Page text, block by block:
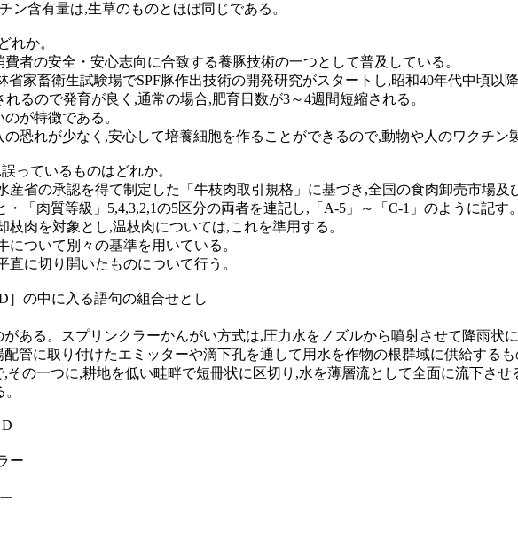
ン含有量は,生草のものとほぼ同じである。
れか。
者の安全・安心志向に合致する養豚技術の一つとして普及している。
家畜衛生試験場でSPF豚作出技術の開発研究がスタートし,昭和40年代中頃以
るので発育が良く,通常の場合,肥育日数が3～4週間短縮される。
が特徴である。
恐れが少なく,安心して培養細胞を作ることができるので,動物や人のワクチン
っているものはどれか。
省の承認を得て制定した「牛枝肉取引規格」に基づき,全国の食肉卸売市場及
「肉質等級」5,4,3,2,1の5区分の両者を連記し,「A-5」～「C-1」のように記す。
肉を対象とし,温枝肉については,これを準用する。
ついて別々の基準を用いている。
に切り開いたものについて行う。
］の中に入る語句の組合せとし
ある。スプリンクラーかんがい方式は,圧力水をノズルから噴射させて降雨状
管に取り付けたエミッターや滴下孔を通して用水を作物の根群域に供給する
の一つに,耕地を低い畦畔で短冊状に区切り,水を薄層流として全面に流下さ